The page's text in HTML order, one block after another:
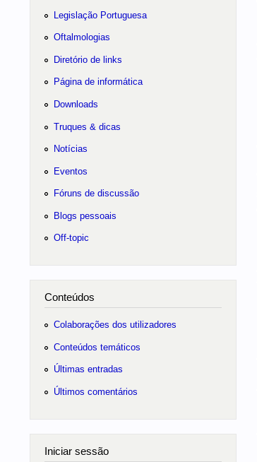
Legislação Portuguesa
Oftalmologias
Diretório de links
Página de informática
Downloads
Truques & dicas
Notícias
Eventos
Fóruns de discussão
Blogs pessoais
Off-topic
Conteúdos
Colaborações dos utilizadores
Conteúdos temáticos
Últimas entradas
Últimos comentários
Iniciar sessão